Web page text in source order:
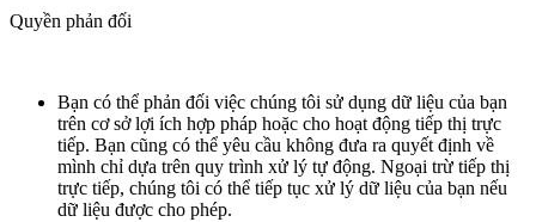
Quyền phản đối
Bạn có thể phản đối việc chúng tôi sử dụng dữ liệu của bạn
trên cơ sở lợi ích hợp pháp hoặc cho hoạt động tiếp thị trực
tiếp. Bạn cũng có thể yêu cầu không đưa ra quyết định về
mình chỉ dựa trên quy trình xử lý tự động. Ngoại trừ tiếp thị
trực tiếp, chúng tôi có thể tiếp tục xử lý dữ liệu của bạn nếu
dữ liệu được cho phép.